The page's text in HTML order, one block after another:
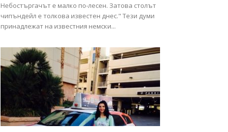
Небостъргачът е малко по-лесен. Затова столът
чипъндейл е толкова известен днес." Тези думи
принадлежат на известния немски...